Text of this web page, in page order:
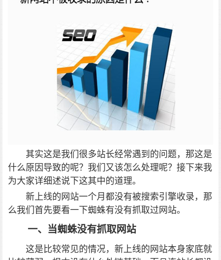
其实这是我们很多站长经常遇到的问题，那这是
什么原因导致的呢？我们又该怎么处理呢？接下来我
为大家详细述说下这其中的道理。
新上线的网站一个月都没有被搜索引擎收录，那
么我们首先要看一下蜘蛛有没有抓取过网站。
一、当蜘蛛没有抓取网站
这是比较常见的情况，新上线的网站本身家底就